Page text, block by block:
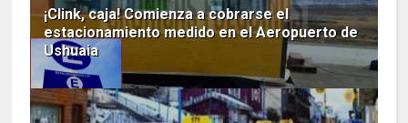
¡Clink, caja! Comienza a cobrarse el
estacionamiento medido en el Aeropuerto de
Ushuaia